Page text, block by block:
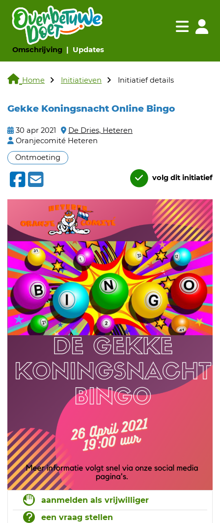
Omschrijving(huidige pagina)
Updates(huidige pagina)
Navigatie
Home Initiatieven Initiatief details
Gekke Koningsnacht Online Bingo
30 apr 2021
De Dries, Heteren
Oranjecomité Heteren
Ontmoeting
volg dit initiatief
aanmelden als vrijwilliger
een vraag stellen